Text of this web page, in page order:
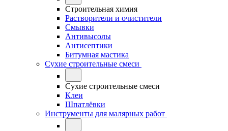
Строительная химия
Растворители и очистители
Смывки
Антивысолы
Антисептики
Битумная мастика
Сухие строительные смеси
Сухие строительные смеси
Клеи
Шпатлёвки
Инструменты для малярных работ